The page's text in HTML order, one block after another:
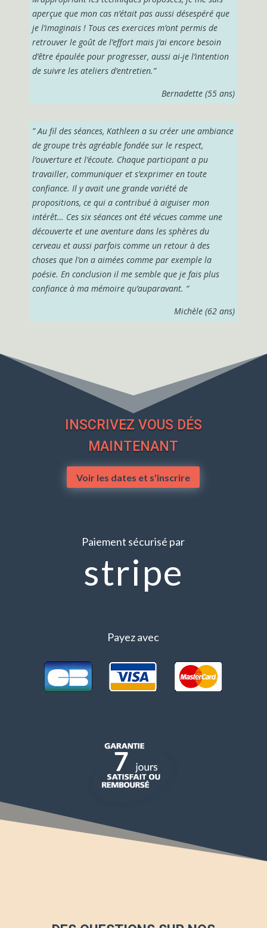
aperçue que mon cas n’était pas aussi désespéré que
je l’imaginais ! Tous ces exercices m’ont permis de
retrouver le goût de l’effort mais j’ai encore besoin
d’être épaulée pour progresser, aussi ai-je l’intention
de suivre les ateliers d’entretien.”
Bernadette(55 ans)
” Au fil des séances, Kathleen a su créer une ambiance
de groupe très agréable fondée sur le respect,
l’ouverture et l’écoute. Chaque participant a pu
travailler, communiquer et s’exprimer en toute
confiance. Il y avait une grande variété de
propositions, ce qui a contribué à aiguiser mon
intérêt… Ces six séances ont été vécues comme une
découverte et une aventure dans les sphères du
cerveau et aussi parfois comme un retour à des
choses que l’on a aimées comme par exemple la
poésie. En conclusion il me semble que je fais plus
confiance à ma mémoire qu’auparavant. “
Michèle(62 ans)
INSCRIVEZ VOUS DÉS
MAINTENANT
Voir les dates et s'inscrire
Paiement sécurisé par
stripe
Payez avec